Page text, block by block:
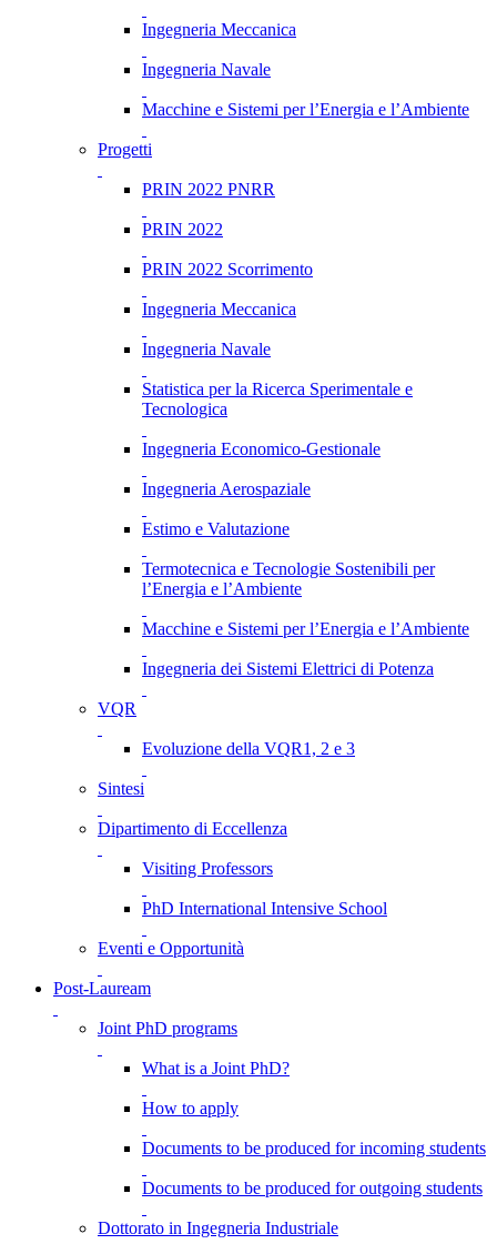
Ingegneria Meccanica
Ingegneria Navale
Macchine e Sistemi per l’Energia e l’Ambiente
Progetti
PRIN 2022 PNRR
PRIN 2022
PRIN 2022 Scorrimento
Ingegneria Meccanica
Ingegneria Navale
Statistica per la Ricerca Sperimentale e
Tecnologica
Ingegneria Economico-Gestionale
Ingegneria Aerospaziale
Estimo e Valutazione
Termotecnica e Tecnologie Sostenibili per
l’Energia e l’Ambiente
Macchine e Sistemi per l’Energia e l’Ambiente
Ingegneria dei Sistemi Elettrici di Potenza
VQR
Evoluzione della VQR1, 2 e 3
Sintesi
Dipartimento di Eccellenza
Visiting Professors
PhD International Intensive School
Eventi e Opportunità
Post-Lauream
Joint PhD programs
What is a Joint PhD?
How to apply
Documents to be produced for incoming students
Documents to be produced for outgoing students
Dottorato in Ingegneria Industriale